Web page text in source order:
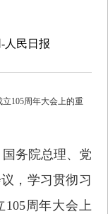
人民日报
105周年大会上的重
务院总理、党
，学习贯彻习
周年大会上